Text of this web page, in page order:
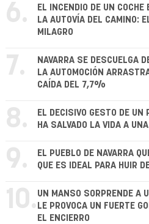
6.
EL INCENDIO DE UN
LA AUTOVÍA DEL CAMINO:
MILAGRO
7.
NAVARRA SE DESCUELGA
LA AUTOMOCIÓN
CAÍDA DEL 7,7%
8.
EL DECISIVO GESTO DE
HA SALVADO LA VIDA A
9.
EL PUEBLO DE NAVARRA
QUE ES IDEAL PARA HUIR
10. UN MANSO SORPRENDE A
LE PROVOCA UN FUERTE
EL ENCIERRO